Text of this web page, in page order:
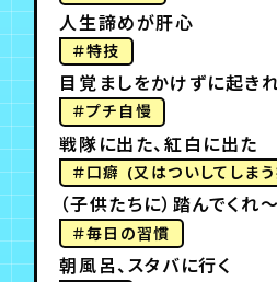
人生諦めが肝心
＃特技
目覚ましをかけずに起き
＃プチ自慢
戦隊に出た、紅白に出た
＃口癖 (又はついしてしま
（子供たちに）踏んでくれ〜
＃毎日の習慣
朝風呂、スタバに行く